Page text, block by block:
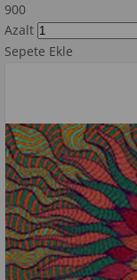
900
Azalt
Sepete Ekle